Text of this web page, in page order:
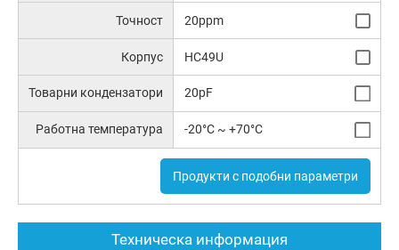
Точност 20ppm
Корпус HC49U
Товарни кондензатори 20pF
Работна температура -20°C ~ +70°C
Продукти с подобни параметри
Техническа информация